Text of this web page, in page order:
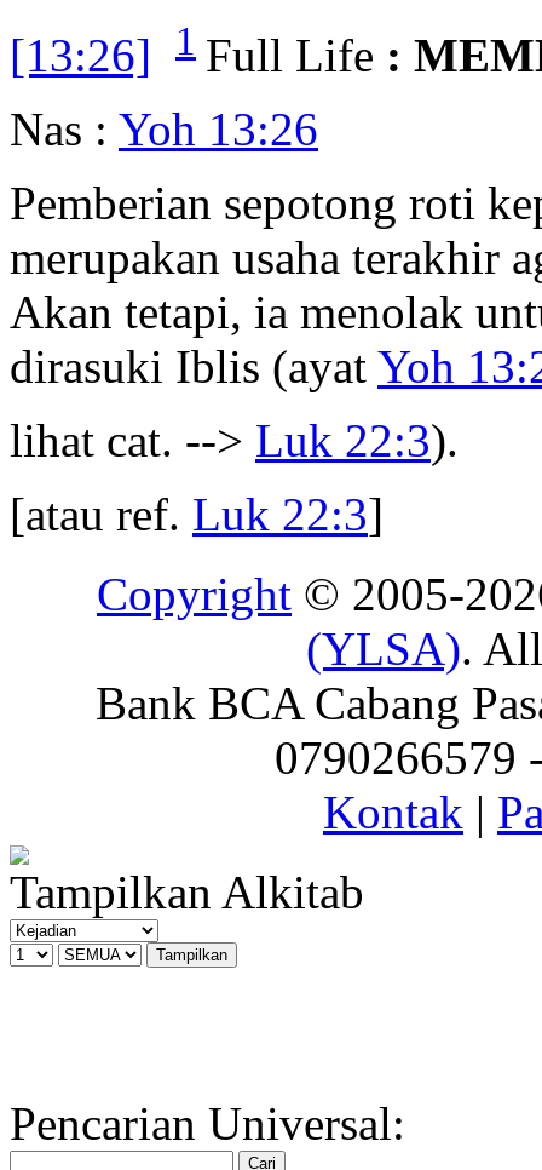
[13:26]
1 Full Life :
Nas : Yoh 13:26
Pemberian sepotong roti
merupakan usaha terakhir
Akan tetapi, ia menolak
dirasuki Iblis (ayat Yoh
lihat cat. --> Luk 22:3).
[atau ref. Luk 22:3]
Copyright © 2005-
(YLSA).
Bank BCA Cabang
0790266579
Kontak |
Tampilkan Alkitab
Pencarian Universal: